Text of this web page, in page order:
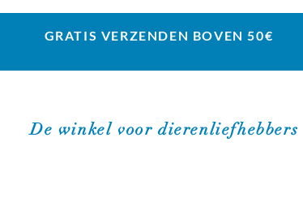
GRATIS VERZENDEN BOVEN 50€
De winkel voor dierenliefhebbers